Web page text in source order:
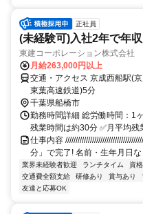
正社員
(未経験可)入社2年で年
東建コーポレーション株式会社
月給263,000円以上
交通・アクセス 京成西船駅(
東葉高速鉄道)5分
千葉県船橋市
勤務時間詳細 総労働時間：1
残業時間は約30分 ✅月平均
仕事内容
分」で完了! 名前・生年月日
業界未経験者歓迎 ランチタイム 資
交通費全額支給
研修あり 賞与あり
友達と応募OK